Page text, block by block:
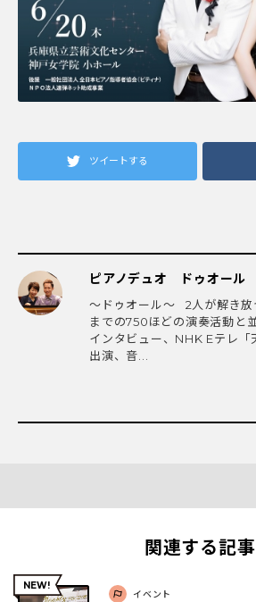
ツイートする
ピアノデュオ ドゥオール
〜ドゥオール〜 2人が解き放
までの750ほどの演奏活動と
インタビュー、NHK Eテレ「
出演、音...
関連する記事
イベント